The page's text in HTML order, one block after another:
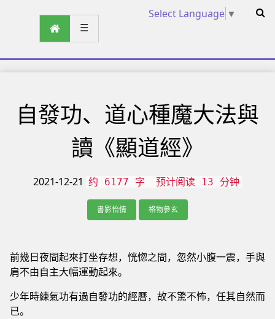
Select Language ▼
☰
自發功、道心種魔大法與
讀《顯道經》
2021-12-21 约 6177 字 预计阅读 13 分钟
書影怡情 格物參玄
前幾日夜間起來打坐存想，恍惚之間，忽然小腹一震，手與
肩不由自主大幅運動起來。
少年時練氣功有過自發功的經曆，故不驚不怖，任其自然而
已。